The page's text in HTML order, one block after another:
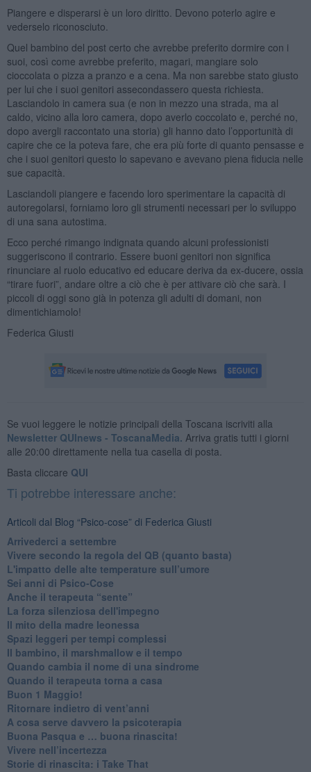
Piangere e disperarsi è un loro diritto. Devono poterlo agire e
vederselo riconosciuto.
Quel bambino del post certo che avrebbe preferito dormire con i
suoi, così come avrebbe preferito, magari, mangiare solo
cioccolata o pizza a pranzo e a cena. Ma non sarebbe stato giusto
per lui che i suoi genitori assecondassero questa richiesta.
Lasciandolo in camera sua (e non in mezzo una strada, ma al
caldo, vicino alla loro camera, dopo averlo coccolato e, perché no,
dopo avergli raccontato una storia) gli hanno dato l’opportunità di
capire che ce la poteva fare, che era più forte di quanto pensasse e
che i suoi genitori questo lo sapevano e avevano piena fiducia nelle
sue capacità.
Lasciandoli piangere e facendo loro sperimentare la capacità di
autoregolarsi, forniamo loro gli strumenti necessari per lo sviluppo
di una sana autostima.
Ecco perché rimango indignata quando alcuni professionisti
suggeriscono il contrario. Essere buoni genitori non significa
rinunciare al ruolo educativo ed educare deriva da ex-ducere, ossia
“tirare fuori”, andare oltre a ciò che è per attivare ciò che sarà. I
piccoli di oggi sono già in potenza gli adulti di domani, non
dimentichiamolo!
Federica Giusti
Se vuoi leggere le notizie principali della Toscana iscriviti alla
Newsletter QUInews - ToscanaMedia. Arriva gratis tutti i giorni
alle 20:00 direttamente nella tua casella di posta.
Basta cliccare QUI
Ti potrebbe interessare anche:
Articoli dal Blog “Psico-cose” di Federica Giusti
​Arrivederci a settembre
​Vivere secondo la regola del QB (quanto basta)
​L'impatto delle alte temperature sull’umore
Sei anni di Psico-Cose
​Anche il terapeuta “sente”
​La forza silenziosa dell'impegno
​Il mito della madre leonessa
Spazi leggeri per tempi complessi
Il bambino, il marshmallow e il tempo
​Quando cambia il nome di una sindrome
​Quando il terapeuta torna a casa
​Buon 1 Maggio!
Ritornare indietro di vent’anni
​A cosa serve davvero la psicoterapia
​Buona Pasqua e … buona rinascita!
​Vivere nell’incertezza
​Storie di rinascita: i Take That